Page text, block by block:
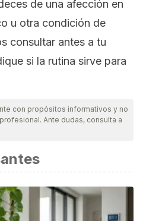
de una afección en
u otra condición de
consultar antes a tu
si la rutina sirve para
con propósitos informativos y no
Ante dudas, consulta a